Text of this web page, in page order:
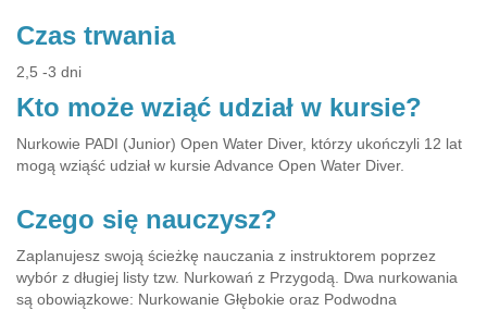
Czas trwania
2,5 -3 dni
Kto może wziąć udział w kursie?
Nurkowie PADI (Junior) Open Water Diver, którzy ukończyli 12 lat
mogą wziąść udział w kursie Advance Open Water Diver.
Czego się nauczysz?
Zaplanujesz swoją ścieżkę nauczania z instruktorem poprzez
wybór z długiej listy tzw. Nurkowań z Przygodą. Dwa nurkowania
są obowiązkowe: Nurkowanie Głębokie oraz Podwodna